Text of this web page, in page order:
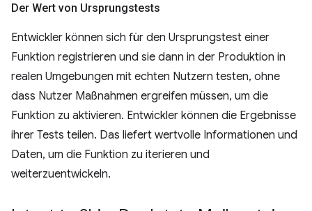
Der Wert von Ursprungstests
Entwickler können sich für den Ursprungstest einer
Funktion registrieren und sie dann in der Produktion in
realen Umgebungen mit echten Nutzern testen, ohne
dass Nutzer Maßnahmen ergreifen müssen, um die
Funktion zu aktivieren. Entwickler können die Ergebnisse
ihrer Tests teilen. Das liefert wertvolle Informationen und
Daten, um die Funktion zu iterieren und
weiterzuentwickeln.